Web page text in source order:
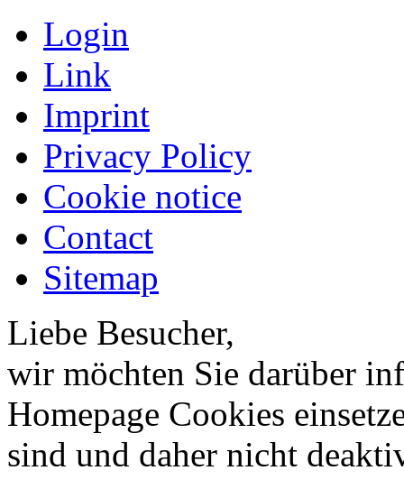
Login
Link
Imprint
Privacy Policy
Cookie notice
Contact
Sitemap
Liebe Besucher,
wir möchten Sie darüber
Homepage Cookies
sind und daher nicht